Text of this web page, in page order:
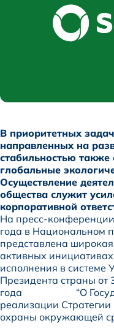
В приоритетных
направленных на
стабильностью
глобальные
Осуществление
общества служит
корпоративной
На пресс-
года в Национальном
представлена
активных
исполнения в системе
Президента страны от
года “О
реализации Стратегии
охраны окружающей